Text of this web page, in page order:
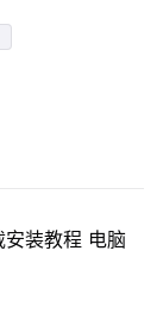
装教程 电脑